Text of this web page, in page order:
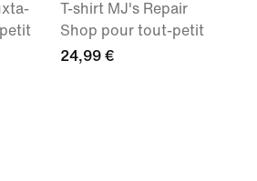
T-shirt MJ's Repair
Shop pour tout-petit
24,99 €